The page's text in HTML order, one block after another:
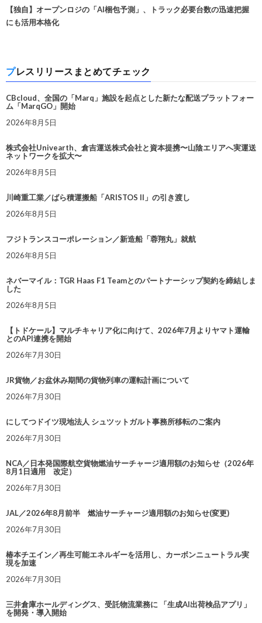
【独自】オープンロジの「AI梱包予測」、トラック必要台数の迅速把握
にも活用本格化
プレスリリースまとめてチェック
CBcloud、全国の「Marq」施設を起点とした新たな配送プラットフォー
ム「MarqGO」開始
2026年8月5日
株式会社Univearth、倉吉運送株式会社と資本提携〜山陰エリアへ実運送
ネットワークを拡大〜
2026年8月5日
川崎重工業／ばら積運搬船「ARISTOS II」の引き渡し
2026年8月5日
フジトランスコーポレーション／新造船「蓉翔丸」就航
2026年8月5日
ネバーマイル：TGR Haas F1 Teamとのパートナーシップ契約を締結しま
した
2026年8月5日
【トドケール】マルチキャリア化に向けて、2026年7月よりヤマト運輸
とのAPI連携を開始
2026年7月30日
JR貨物／お盆休み期間の貨物列車の運転計画について
2026年7月30日
にしてつドイツ現地法人 シュツットガルト事務所移転のご案内
2026年7月30日
NCA／日本発国際航空貨物燃油サーチャージ適用額のお知らせ（2026年
8月1日適用 改定）
2026年7月30日
JAL／2026年8月前半 燃油サーチャージ適用額のお知らせ(変更)
2026年7月30日
椿本チエイン／再生可能エネルギーを活用し、カーボンニュートラル実
現を加速
2026年7月30日
三井倉庫ホールディングス、受託物流業務に 「生成AI出荷検品アプリ」
を開発・導入開始